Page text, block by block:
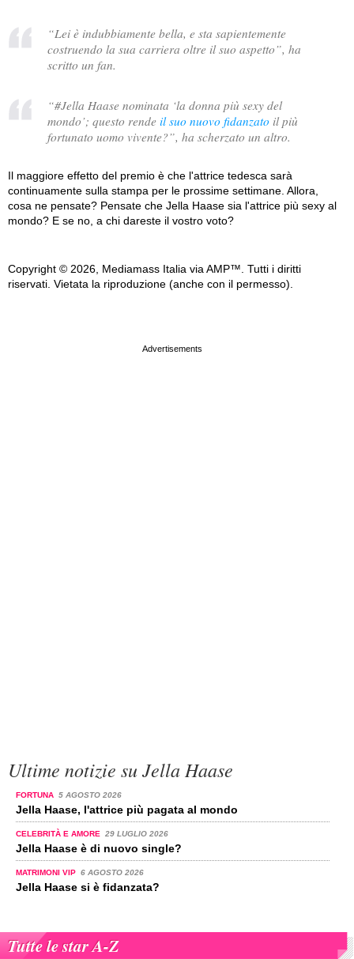
“Lei è indubbiamente bella, e sta sapientemente
costruendo la sua carriera oltre il suo aspetto”, ha
scritto un fan.
“#Jella Haase nominata ‘la donna più sexy del
mondo’; questo rende il suo nuovo fidanzato il più
fortunato uomo vivente?”, ha scherzato un altro.
Il maggiore effetto del premio è che l'attrice tedesca sarà
continuamente sulla stampa per le prossime settimane. Allora,
cosa ne pensate? Pensate che Jella Haase sia l'attrice più sexy al
mondo? E se no, a chi dareste il vostro voto?
Copyright © 2026, Mediamass Italia via AMP™. Tutti i diritti
riservati. Vietata la riproduzione (anche con il permesso).
Ultime notizie su Jella Haase
FORTUNA 5 AGOSTO 2026
Jella Haase, l'attrice più pagata al mondo
CELEBRITÀ E AMORE 29 LUGLIO 2026
Jella Haase è di nuovo single?
MATRIMONI VIP 6 AGOSTO 2026
Jella Haase si è fidanzata?
Tutte le star A-Z